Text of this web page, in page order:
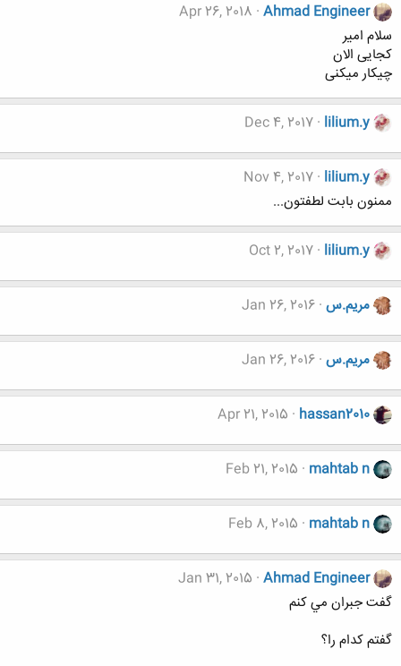
Ahmad Engineer
Apr 26, 2018
سلام امیر
کجایی الان
چیکار میکنی
lilium.y
Dec 4, 2017
lilium.y
Nov 4, 2017
ممنون بابت لطفتون...
lilium.y
Oct 2, 2017
مریم.س Jan 26, 2016
مریم.س Jan 26, 2016
hassan2010
Apr 21, 2015
mahtab n
Feb 21, 2015
mahtab n
Feb 8, 2015
Ahmad Engineer
Jan 31, 2015
گفت جبران مي کنم
گفتم کدام را؟